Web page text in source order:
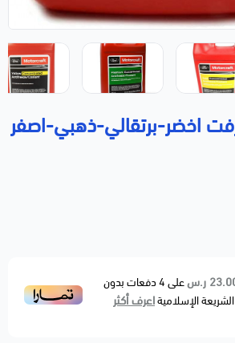
اخضر-برتقالي-ذهبي-اصفر
ر.س على4دفعات بدون
الإسلاميةاعرف أكثر